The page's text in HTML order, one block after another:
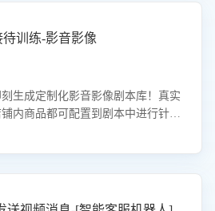
训练-影音影像
生成定制化影音影像剧本库！真实
内商品都可配置到剧本中进行针对
影音影像类目剧本，一键开启客服